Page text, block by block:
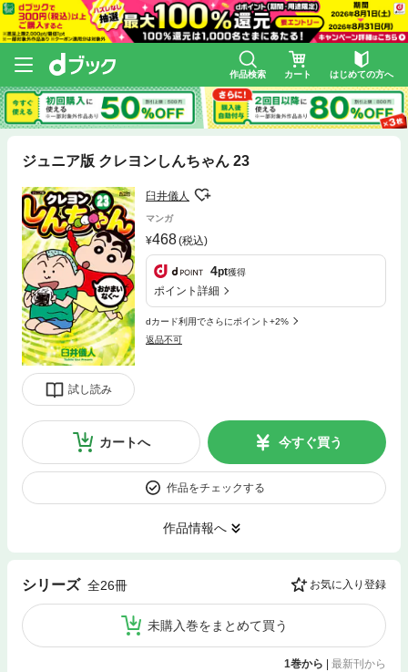
作品検索 カート はじめての方へ
ジュニア版 クレヨンしんちゃん 23
試し読み
臼井儀人
マンガ
468(税込)
4pt獲得
ポイント詳細
dカード利用でさらにポイント+2%
返品不可
カートへ 今すぐ買う
作品をチェックする
作品情報へ
シリーズ 全26冊 お気に入り登録
未購入巻をまとめて買う
1巻から 最新刊から